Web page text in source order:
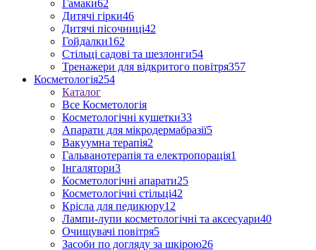
Гамаки62
Дитячі гірки46
Дитячі пісочниці42
Гойдалки162
Стільці садові та шезлонги54
Тренажери для відкритого повітря357
Косметологія254
Каталог
Все Косметологія
Косметологічні кушетки33
Апарати для мікродермабразії5
Вакуумна терапія2
Гальванотерапія та електропорація1
Інгалятори3
Косметологічні апарати25
Косметологічні стільці42
Крісла для педикюру12
Лампи-лупи косметологічні та аксесуари40
Очищувачі повітря5
Засоби по догляду за шкірою26